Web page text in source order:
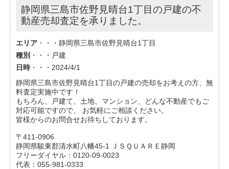
静岡県三島市佐野見晴台1丁目の戸建の不
動産売却査定を承りました。
エリア・・・静岡県三島市佐野見晴台1丁目
種別・・・戸建
日時・・・2024/4/1
静岡県三島市佐野見晴台1丁目の戸建の売却をお考えの方、無
料査定実施中です！
もちろん、戸建て、土地、マンション、どんな不動産でもご
対応可能ですので、 お気軽にご相談ください。
皆様からのお問合せお待ちしております。
〒411-0906
静岡県駿東郡清水町八幡45-1 ＪＳＱＵＡＲＥ静岡
フリーダイヤル：0120-09-0023
代表：055-981-0333